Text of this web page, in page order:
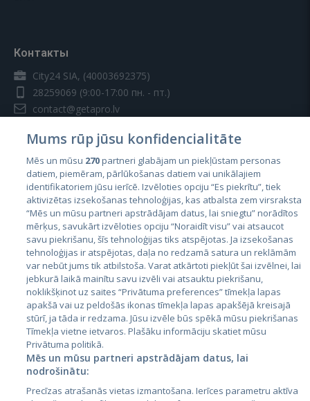
Контакты
City24 SIA, (40003692375)
28259069 (9:00-17:00 пн. - пт.)
contact@getapro.lv
Страны
Эстония
Латвия
Литва
City24.lv
CVbankas.lt
Mums rūp jūsu konfidencialitāte
Mēs un mūsu 270partneri glabājam un piekļūstam personas
datiem, piemēram, pārlūkošanas datiem vai unikālajiem
identifikatoriem jūsu ierīcē. Izvēloties opciju “Es piekrītu”, tiek
aktivizētas izsekošanas tehnoloģijas, kas atbalsta zem virsraksta
“Mēs un mūsu partneri apstrādājam datus, lai sniegtu” norādītos
mērķus, savukārt izvēloties opciju “Noraidīt visu” vai atsaucot
savu piekrišanu, šīs tehnoloģijas tiks atspējotas. Ja izsekošanas
tehnoloģijas ir atspējotas, daļa no redzamā satura un reklāmām
var nebūt jums tik atbilstoša. Varat atkārtoti piekļūt šai izvēlnei, lai
jebkurā laikā mainītu savu izvēli vai atsauktu piekrišanu,
noklikšķinot uz saites “Privātuma preferences” tīmekļa lapas
apakšā vai uz peldošās ikonas tīmekļa lapas apakšējā kreisajā
stūrī, ja tāda ir redzama. Jūsu izvēle būs spēkā mūsu piekrišanas
Tīmekļa vietne ietvaros. Plašāku informāciju skatiet mūsu
Privātuma politikā.
Mēs un mūsu partneri apstrādājam datus, lai
nodrošinātu:
Precīzas atrašanās vietas izmantošana. Ierīces parametru aktīva